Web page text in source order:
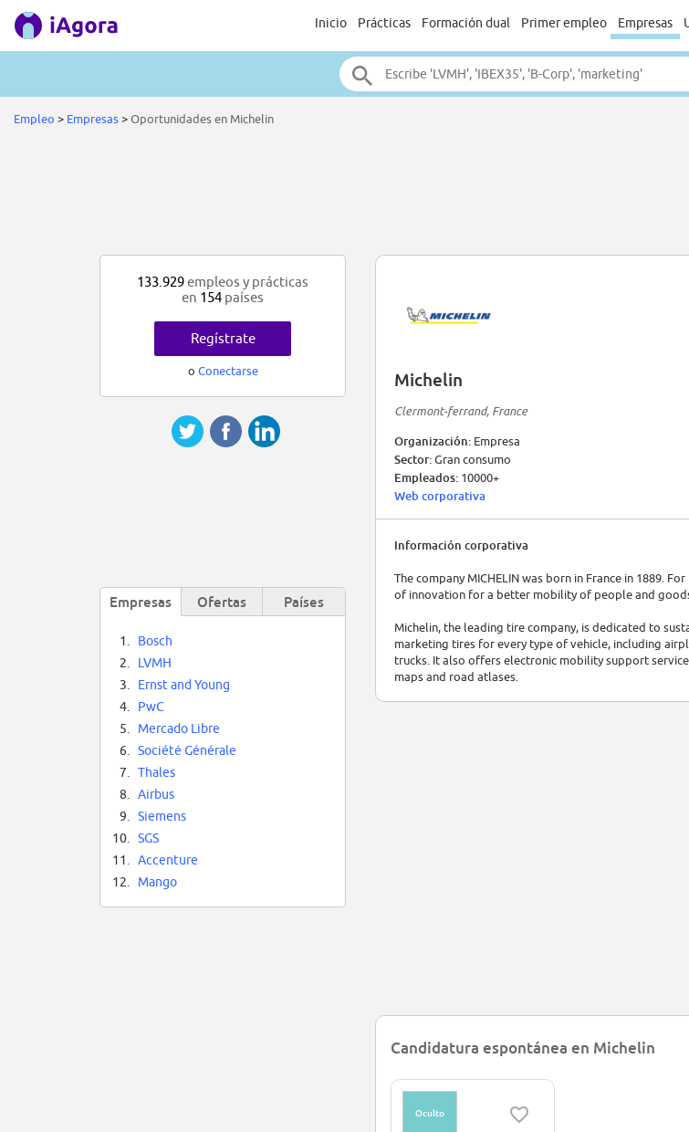
Inicio Prácticas Formación dual Primer empleo Empresas
Empleo > Empresas>Oportunidades en Michelin
Michelin
Clermont-ferrand, France
Organización: Empresa
Sector:Gran consumo
Empleados: 10000+
Web corporativa
Información corporativa
The company MICHELIN was born in France in 1889.
of innovation for a better mobility of people and
Michelin, the leading tire company, is dedicated to
marketing tires for every type of vehicle, including
trucks. It also offers electronic mobility support
maps and road atlases.
Candidatura espontánea en Michelin
Oculto
133.929empleos y prácticas
en 154 países
Regístrate
o Conectarse
Empresas Ofertas Países
1.
Bosch
2.
LVMH
3.
Ernst and Young
4.
PwC
5.
Mercado Libre
6.
Société Générale
7.
Thales
8.
Airbus
9.
Siemens
10.
SGS
11.
Accenture
12.
Mango